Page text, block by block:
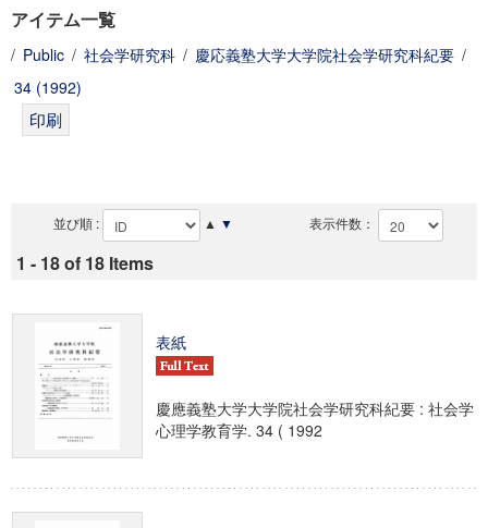
科学研究費補助金研究成果報告書
慶應義塾大学グローバルCOEプログラム市民社会ガバナンス
慶應義塾大学グローバルCOEプログラム論理と感性の先端的
学術雑誌掲載論文等(8)
アイテム一覧
/ Public / 社会学研究科 / 慶応義塾大学大学院社会学研究科紀要 /
34 (1992)
並び順 : ▲ ▼ 表示件数：
1 - 18 of 18 Items
表紙
慶應義塾大学大学院社会学研究科紀要 : 社会学
心理学教育学. 34 ( 1992